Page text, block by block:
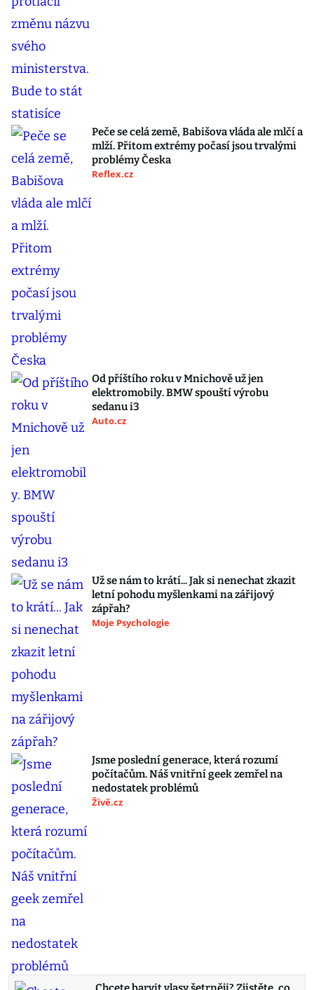
Peče se celá země, Babišova vláda ale mlčí a
mlží. Přitom extrémy počasí jsou trvalými
problémy Česka
Reflex.cz
Od příštího roku v Mnichově už jen
elektromobily. BMW spouští výrobu
sedanu i3
Auto.cz
Už se nám to krátí... Jak si nenechat zkazit
letní pohodu myšlenkami na zářijový
zápřah?
Moje Psychologie
Jsme poslední generace, která rozumí
počítačům. Náš vnitřní geek zemřel na
nedostatek problémů
Živě.cz